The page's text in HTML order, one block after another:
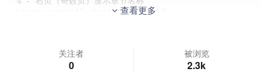
\renewcommand{\chaptermark}[1]{%
% 全文章节首页样式（无页眉和页眉横线，仅保留页码）
查看更多
关注者
0
被浏览
2.3k